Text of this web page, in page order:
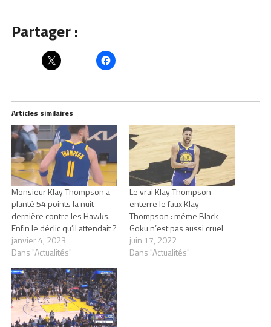
Partager :
Articles similaires
Monsieur Klay Thompson a
planté 54 points la nuit
dernière contre les Hawks.
Enfin le déclic qu’il attendait ?
janvier 4, 2023
Dans "Actualités"
Le vrai Klay Thompson
enterre le faux Klay
Thompson : même Black
Goku n’est pas aussi cruel
juin 17, 2022
Dans "Actualités"